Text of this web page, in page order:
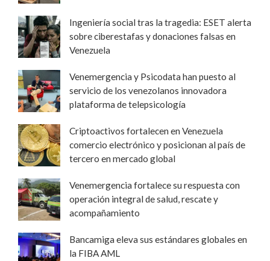
Ingeniería social tras la tragedia: ESET alerta
sobre ciberestafas y donaciones falsas en
Venezuela
Venemergencia y Psicodata han puesto al
servicio de los venezolanos innovadora
plataforma de telepsicología
Criptoactivos fortalecen en Venezuela
comercio electrónico y posicionan al país de
tercero en mercado global
Venemergencia fortalece su respuesta con
operación integral de salud, rescate y
acompañamiento
Bancamiga eleva sus estándares globales en
la FIBA AML